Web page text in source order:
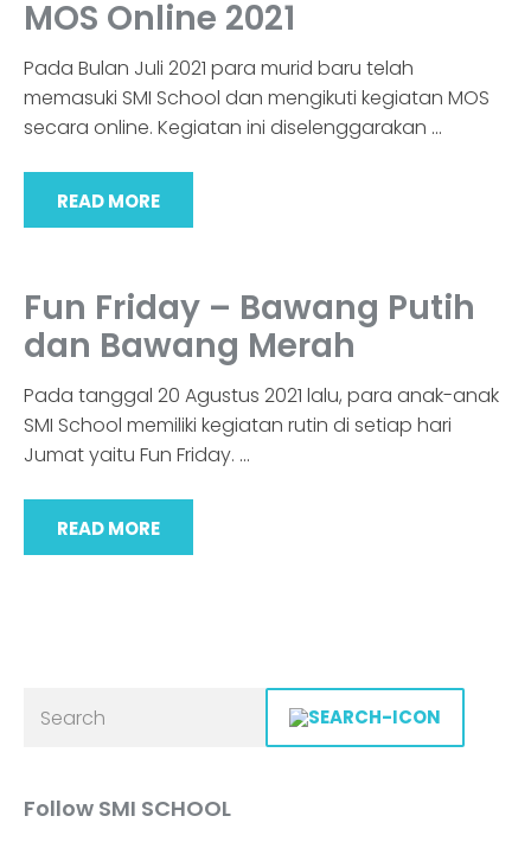
MOS Online 2021
Pada Bulan Juli 2021 para murid baru telah
memasuki SMI School dan mengikuti kegiatan MOS
secara online. Kegiatan ini diselenggarakan …
READ MORE
Fun Friday – Bawang Putih
dan Bawang Merah
Pada tanggal 20 Agustus 2021 lalu, para anak-anak
SMI School memiliki kegiatan rutin di setiap hari
Jumat yaitu Fun Friday. …
READ MORE
Follow SMI SCHOOL